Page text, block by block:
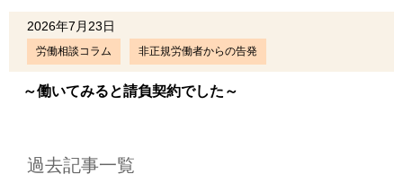
2026年7月23日
労働相談コラム 非正規労働者からの告発
～働いてみると請負契約でした～
過去記事一覧